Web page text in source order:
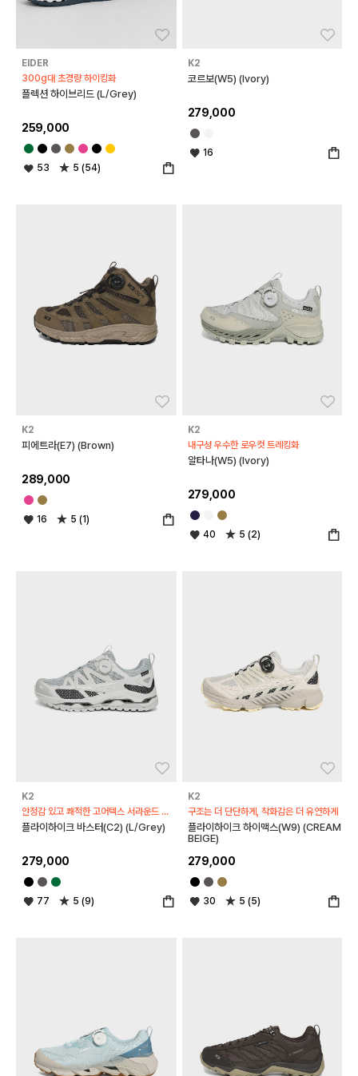
EIDER
300g대 초경량 하이킹화
플렉션 하이브리드 (L/Grey)
259,000
53 5 (54)
K2
코르보(W5) (Ivory)
279,000
16
K2
피에트라(E7) (Brown)
289,000
16 5 (1)
K2
내구성 우수한 로우컷 트레킹화
알타나(W5) (Ivory)
279,000
40 5 (2)
K2
안정감 있고 쾌적한 고어텍스 서라운드 하이킹화
플라이하이크 바스터(C2) (L/Grey)
279,000
77 5 (9)
K2
구조는 더 단단하게, 착화감은 더 유연하게
플라이하이크 하이맥스(W9) (CREAM
BEIGE)
279,000
30 5 (5)